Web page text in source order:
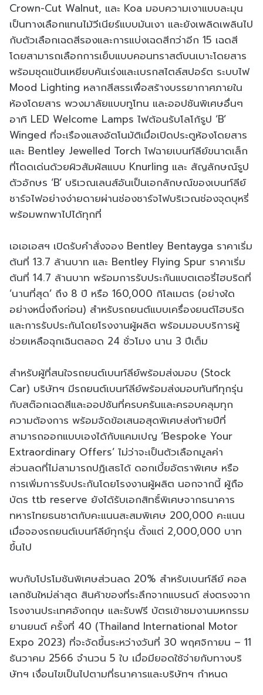
Crown-Cut Walnut, และ Koa มอบความเงาแบบละมุน
เป็นทางเลือกแทนไม้วีเนียร์แบบมันเงา และยังเพลิดเพลินไป
กับตัวเลือกเฉดสีรองและการแบ่งเฉดสีกว่าอีก 15 เฉดสี
โดยสามารถเลือกการเย็บแบบคอนทราสต์บนเบาะโดยสาร
พร้อมชุดแป้นเหยียบคันเร่งและเบรกสไตล์สปอร์ต ระบบไฟ
Mood Lighting หลากสีสรรเพื่อสร้างบรรยากาศภายใน
ห้องโดยสาร พวงมาลัยแบบทูโทน และออปชันพิเศษอื่นๆ
อาทิ LED Welcome Lamps ไฟต้อนรับโลโก้รูป ‘B’
Winged ที่จะเรืองแสงอัตโนมัติเมื่อเปิดประตูห้องโดยสาร
และ Bentley Jewelled Torch ไฟฉายเบนท์ลีย์ขนาดเล็ก
ที่โดดเด่นด้วยผิวสัมผัสแบบ Knurling และ สัญลักษณ์รูป
ตัวอักษร ‘B’ บริเวณเลนส์อันเป็นเอกลักษณ์ของเบนท์ลีย์
ชาร์จไฟอย่างง่ายดายผ่านช่องชาร์จไฟบริเวณช่องจุดบุหรี่
พร้อมพกพาไปได้ทุกที่
เอเอเอสฯ เปิดรับคำสั่งจอง Bentley Bentayga ราคาเริ่ม
ต้นที่ 13.7 ล้านบาท และ Bentley Flying Spur ราคาเริ่ม
ต้นที่ 14.7 ล้านบาท พร้อมการรับประกันแบตเตอรี่ไฮบริดที่
‘นานที่สุด’ ถึง 8 ปี หรือ 160,000 กิโลเมตร (อย่างใด
อย่างหนึ่งถึงก่อน) สำหรับรถยนต์แบบเครื่องยนต์ไฮบริด
และการรับประกันโดยโรงงานผู้ผลิต พร้อมมอบบริการผู้
ช่วยเหลือฉุกเฉินตลอด 24 ชั่วโมง นาน 3 ปีเต็ม
สำหรับผู้ที่สนใจรถยนต์เบนท์ลีย์พร้อมส่งมอบ (Stock
Car) บริษัทฯ มีรถยนต์เบนท์ลีย์พร้อมส่งมอบทันทีทุกรุ่น
กับสต๊อกเฉดสีและออปชันที่ครบครันและครอบคลุมทุก
ความต้องการ พร้อมจัดข้อเสนอสุดพิเศษส่งท้ายปีที่
สามารถออกแบบเองได้กับแคมเปญ ‘Bespoke Your
Extraordinary Offers’ ไม่ว่าจะเป็นตัวเลือกมูลค่า
ส่วนลดที่ไม่สามารถปฏิเสธได้ ดอกเบี้ยอัตราพิเศษ หรือ
การเพิ่มการรับประกันโดยโรงงานผู้ผลิต นอกจากนี้ ผู้ถือ
บัตร ttb reserve ยังได้รับเอกสิทธิ์พิเศษจากธนาคาร
ทหารไทยธนชาตกับคะแนนสะสมพิเศษ 200,000 คะแนน
เมื่อจองรถยนต์เบนท์ลีย์ทุกรุ่น ตั้งแต่ 2,000,000 บาท
ขึ้นไป
พบกับโปรโมชันพิเศษส่วนลด 20% สำหรับเบนท์ลีย์ คอล
เลกชันใหม่ล่าสุด สินค้าของที่ระลึกจากแบรนด์ ส่งตรงจาก
โรงงานประเทศอังกฤษ และรับฟรี บัตรเข้าชมงานมหกรรม
ยานยนต์ ครั้งที่ 40 (Thailand International Motor
Expo 2023) ที่จะจัดขึ้นระหว่างวันที่ 30 พฤศจิกายน – 11
ธันวาคม 2566 จำนวน 5 ใบ เมื่อมียอดใช้จ่ายกับทางบริ
ษัทฯ เงื่อนไขเป็นไปตามที่ธนาคารและบริษัทฯ กำหนด